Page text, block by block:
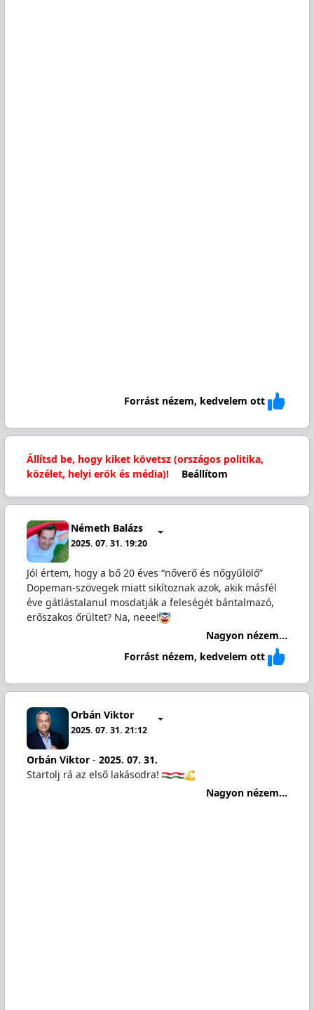
Forrást nézem, kedvelem ott
Állítsd be, hogy kiket követsz (országos politika,
közélet, helyi erők és média)!
Beállítom
Németh Balázs
2025. 07. 31. 19:20
Jól értem, hogy a bő 20 éves “nőverő és nőgyűlölő”
Dopeman-szövegek miatt sikítoznak azok, akik másfél
éve gátlástalanul mosdatják a feleségét bántalmazó,
erőszakos őrültet? Na, neee!
Nagyon nézem...
Forrást nézem, kedvelem ott
Orbán Viktor
2025. 07. 31. 21:12
Orbán Viktor- 2025. 07. 31.
Startolj rá az első lakásodra!
Nagyon nézem...